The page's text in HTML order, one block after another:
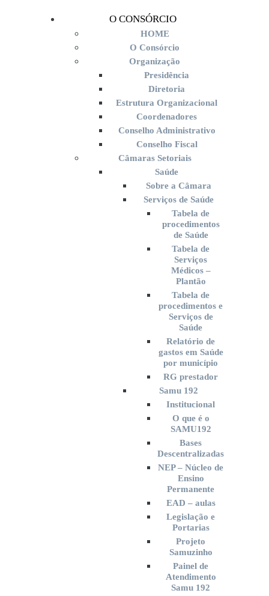
O CONSÓRCIO
HOME
O Consórcio
Organização
Presidência
Diretoria
Estrutura Organizacional
Coordenadores
Conselho Administrativo
Conselho Fiscal
Câmaras Setoriais
Saúde
Sobre a Câmara
Serviços de Saúde
Tabela de
procedimentos
de Saúde
Tabela de
Serviços
Médicos –
Plantão
Tabela de
procedimentos e
Serviços de
Saúde
Relatório de
gastos em Saúde
por município
RG prestador
Samu 192
Institucional
O que é o
SAMU192
Bases
Descentralizadas
NEP – Núcleo de
Ensino
Permanente
EAD – aulas
Legislação e
Portarias
Projeto
Samuzinho
Painel de
Atendimento
Samu 192